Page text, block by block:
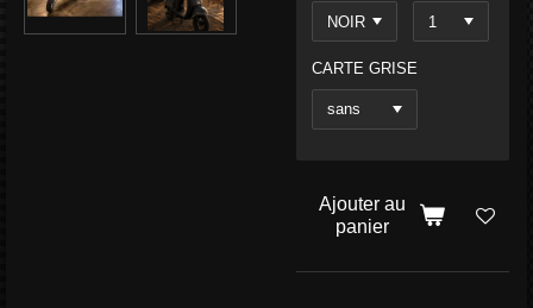
CARTE GRISE
Ajouter au
panier